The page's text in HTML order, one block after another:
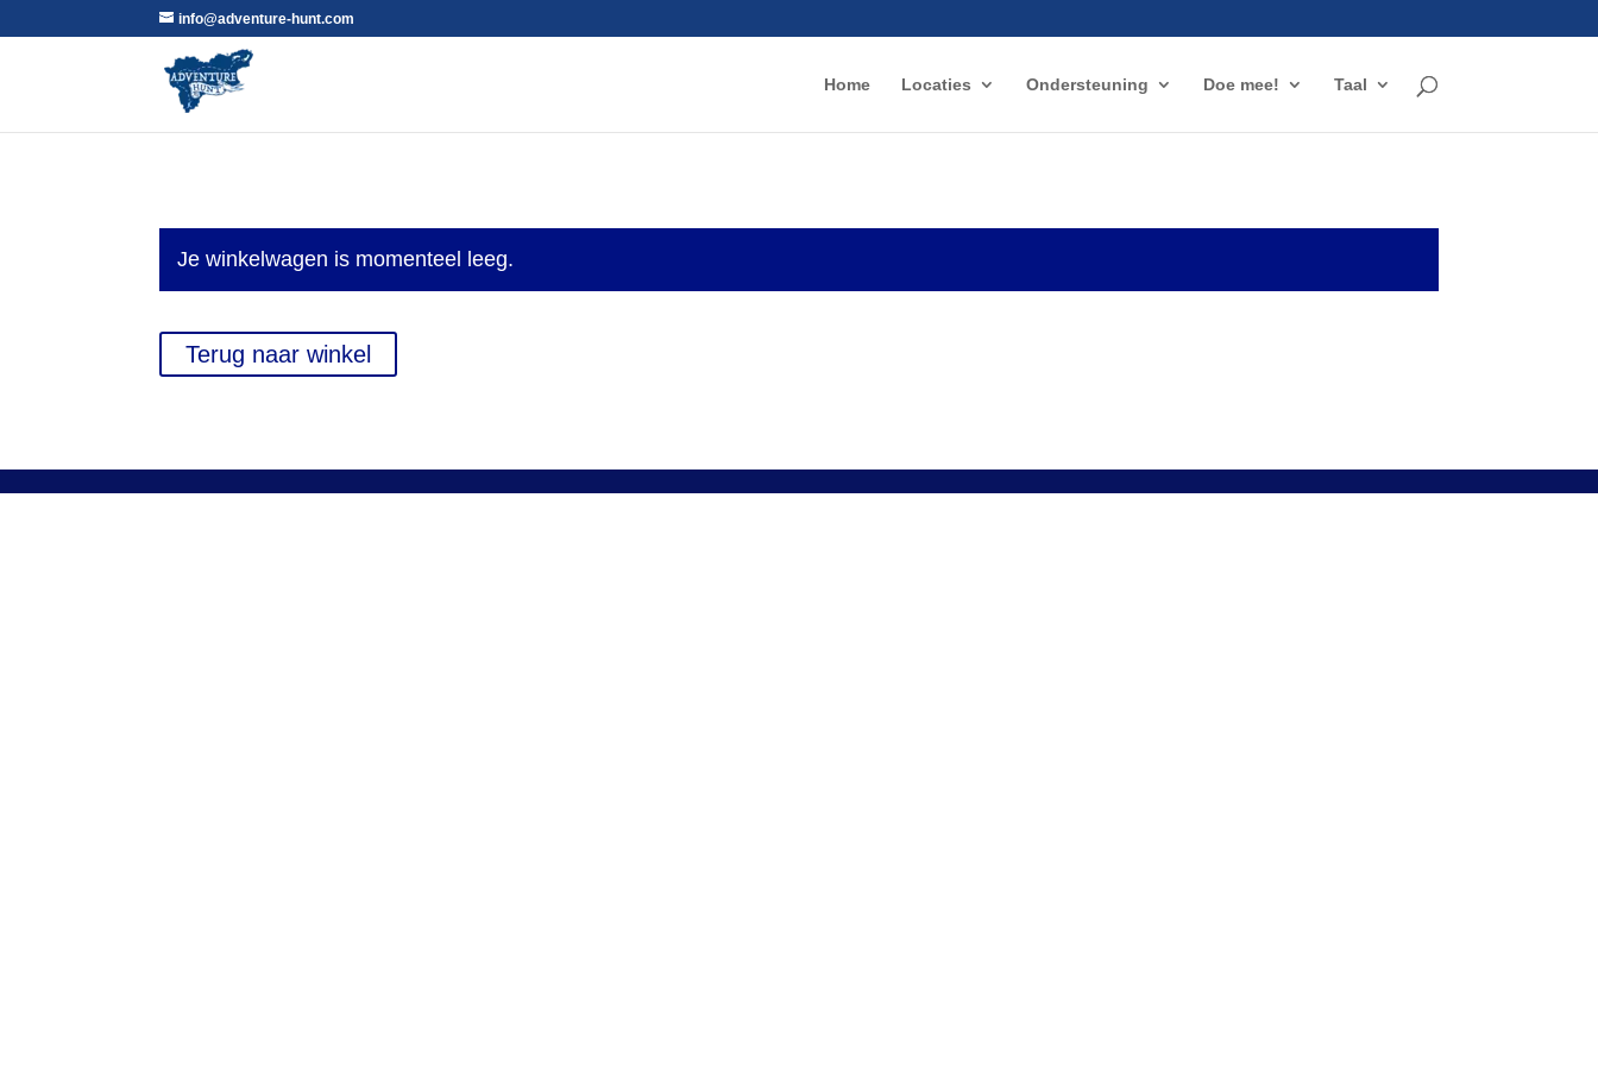
info@adventure-hunt.com
Home Locaties Ondersteuning Doe mee! Taal
Je winkelwagen is momenteel leeg.
Terug naar winkel